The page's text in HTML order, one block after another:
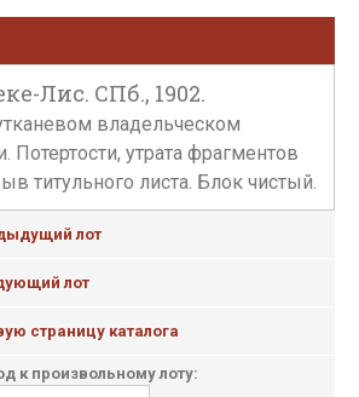
Лис. СПб., 1902.
владельческом
Потертости, утрата фрагментов
титульного листа. Блок чистый.
лот
лот
страницу каталога
к произвольному лоту: